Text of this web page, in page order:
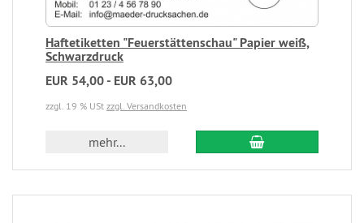
Haftetiketten "Feuerstättenschau" Papier weiß,
Schwarzdruck
EUR 54,00 - EUR 63,00
zzgl. 19 % USt zzgl. Versandkosten
mehr...